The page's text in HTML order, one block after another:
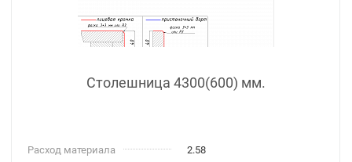
Столешница 4300(600) мм.
Расход материала 2.58